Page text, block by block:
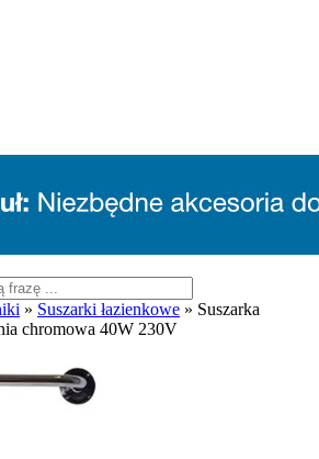
» Suszarki łazienkowe » Suszarka
chromowa 40W 230V